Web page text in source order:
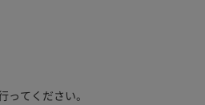
てください。